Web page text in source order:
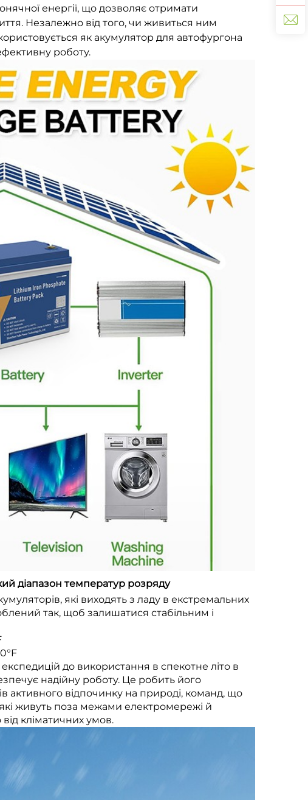
енергії, що дозволяє отримати
Незалежно від того, чи живиться ним
як акумулятор для автофургона
роботу.
діапазон температур розряду
які виходять з ладу в екстремальних
так, щоб залишатися стабільним і
до використання в спекотне літо в
надійну роботу. Це робить його
відпочинку на природі, команд, що
живуть поза межами електромережі й
кліматичних умов.